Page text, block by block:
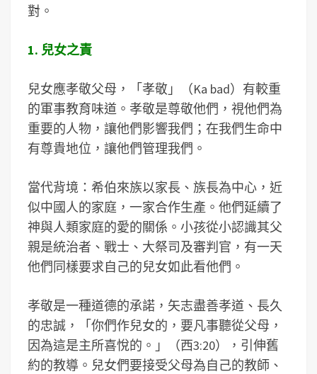
對。
1. 兒女之責
兒女應孝敬父母，「孝敬」（Ka bad）有較重
的軍事教育味道。孝敬是尊敬他們，視他們為
重要的人物，讓他們影響我們；在我們生命中
有尊貴地位，讓他們管理我們。
當代背境：希伯來族以家長、族長為中心，近
似中國人的家庭，一家合作生產。他們延續了
神與人類家庭的愛的關係。小孩從小認識其父
親是統治者、戰士、大祭司及審判官，有一天
他們同樣要求自己的兒女如此看他們。
孝敬是一種道德的承諾，矢志盡善孝道、長久
的忠誠，「你們作兒女的，要凡事聽從父母，
因為這是主所喜悅的。」（西3:20），引伸舊
約的教導。兒女們要接受父母為自己的教師、